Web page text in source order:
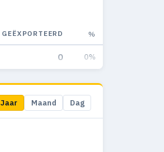
GEËXPORTEERD %
0 0%
Jaar Maand Dag